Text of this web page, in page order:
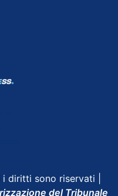
diritti sono riservati |
del Tribunale